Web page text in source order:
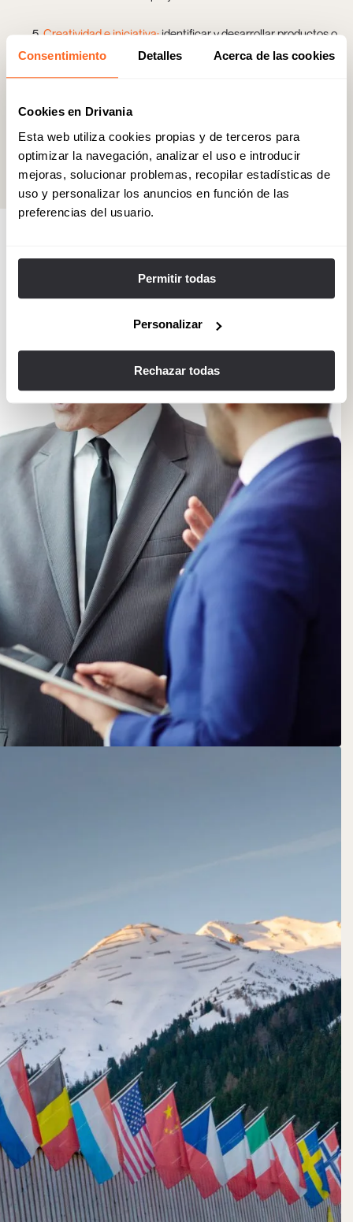
Consentimiento Detalles Acerca de las cookies
Cookies en Drivania
Esta web utiliza cookies propias y de terceros para
optimizar la navegación, analizar el uso e introducir
mejoras, solucionar problemas, recopilar estadísticas de
uso y personalizar los anuncios en función de las
preferencias del usuario.
Permitir todas
Personalizar
Rechazar todas
Creatividad e iniciativa:identificar y desarrollar productos o
servicios innovadores que satisfagan las nuevas
necesidades del mercado marcará la diferencia.
Identificando oportunidades en tendencias emergentes y
Estas habilidades no solo hacen destacar a los trabajadores, sino
fomentan la innovación empresarial
en un mundo
impulsado por la inteligencia artificial y la automatización.